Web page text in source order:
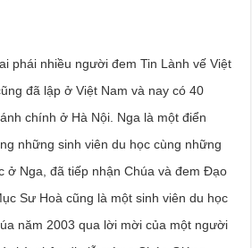
phái nhiều người đem Tin Lành vế Việt
đã lập ở Việt Nam và nay có 40
chính ở Hà Nội. Nga là một điển
những sinh viên du học cùng những
ở Nga, đã tiếp nhận Chúa và đem Đạo
Sư Hoà cũng là một sinh viên du học
năm 2003 qua lời mời của một người